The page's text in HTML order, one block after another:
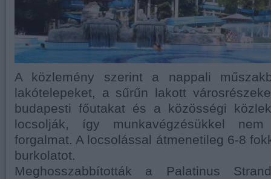
A közlemény szerint a nappali
lakótelepeket, a sűrűn lakott
budapesti főutakat és a közösségi
locsolják, így munkavégzésükkel
forgalmat. A locsolással átmenetileg 6-8
burkolatot.
Meghosszabbították a Palatinus